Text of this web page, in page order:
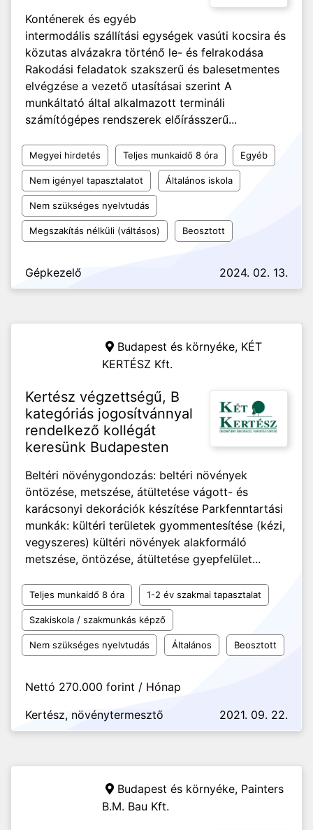
Konténerek és egyéb
intermodális szállítási egységek vasúti kocsira és
közutas alvázakra történő le- és felrakodása
Rakodási feladatok szakszerű és balesetmentes
elvégzése a vezető utasításai szerint A
munkáltató által alkalmazott termináli
számítógépes rendszerek előírásszerű...
Megyei hirdetés Teljes munkaidő 8 óra Egyéb
Nem igényel tapasztalatot Általános iskola
Nem szükséges nyelvtudás
Megszakítás nélküli (váltásos) Beosztott
Gépkezelő 2024. 02. 13.
Budapest és környéke, KÉT
KERTÉSZ Kft.
Kertész végzettségű, B
kategóriás jogosítvánnyal
rendelkező kollégát
keresünk Budapesten
Beltéri növénygondozás: beltéri növények
öntözése, metszése, átültetése vágott- és
karácsonyi dekorációk készítése Parkfenntartási
munkák: kültéri területek gyommentesítése (kézi,
vegyszeres) kültéri növények alakformáló
metszése, öntözése, átültetése gyepfelület...
Teljes munkaidő 8 óra 1-2 év szakmai tapasztalat
Szakiskola / szakmunkás képző
Nem szükséges nyelvtudás Általános Beosztott
Nettó 270.000 forint / Hónap
Kertész, növénytermesztő
2021. 09. 22.
Budapest és környéke, Painters
B.M. Bau Kft.